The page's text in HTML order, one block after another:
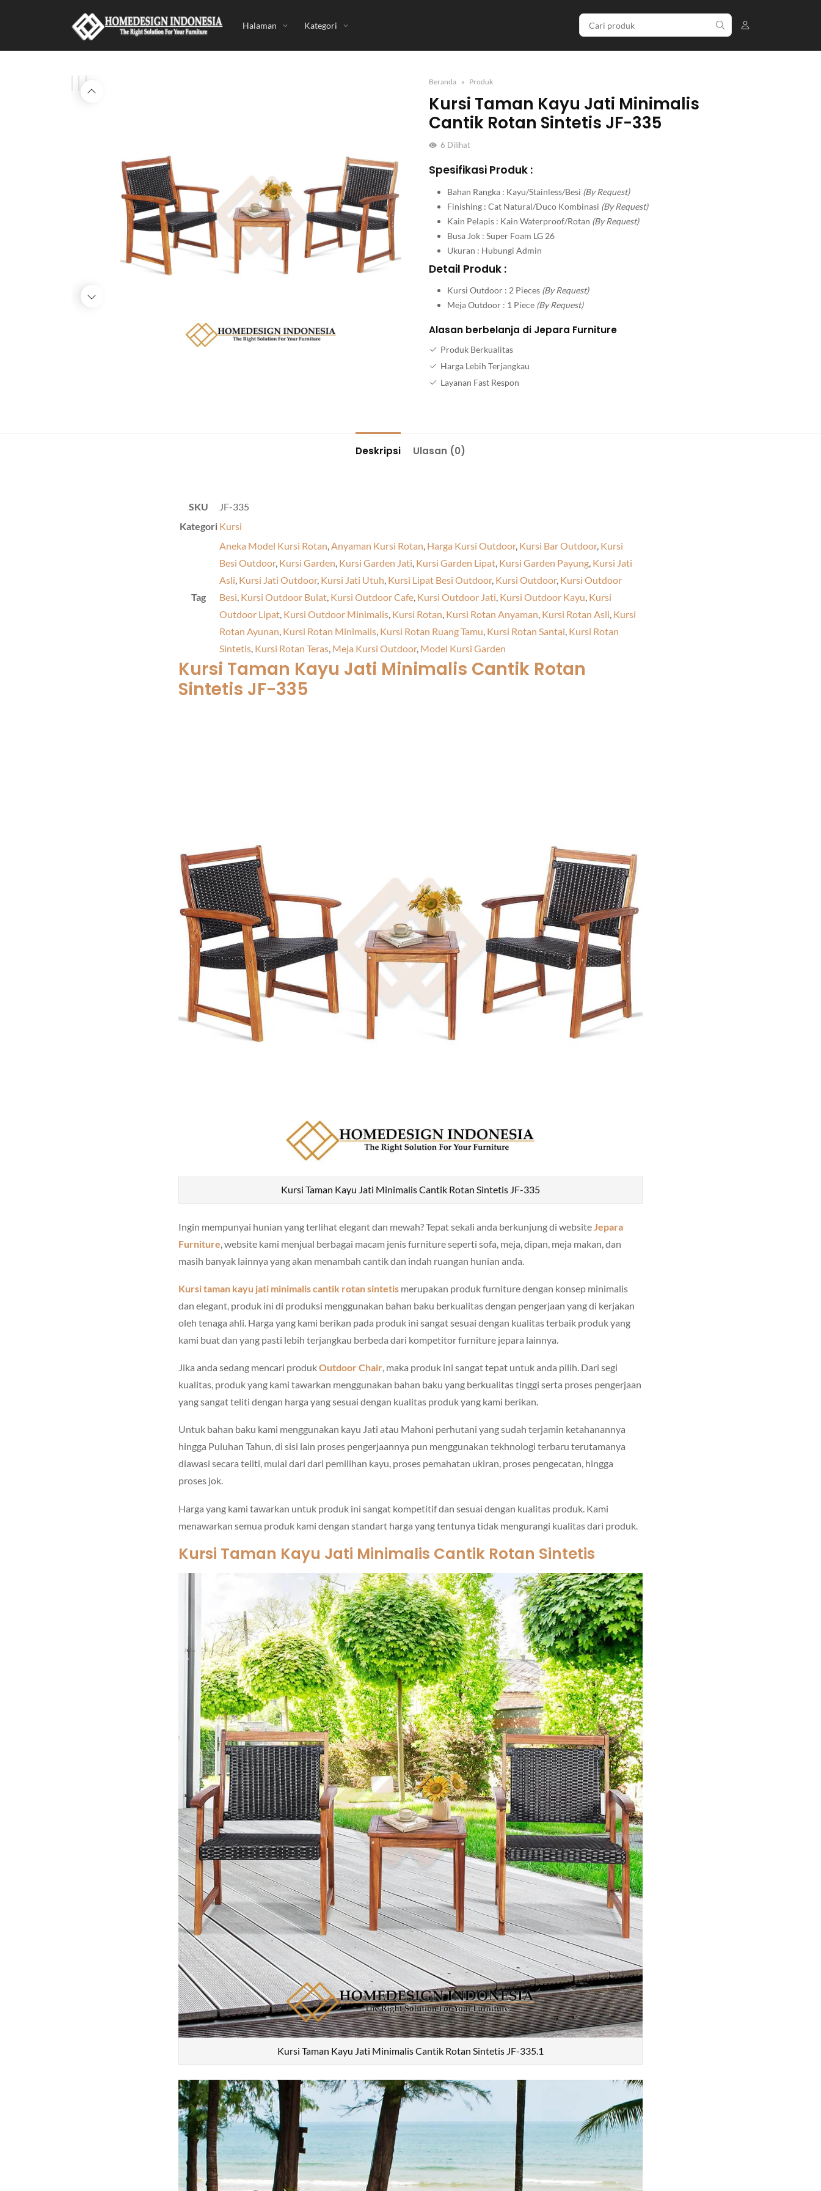
Halaman Kategori
Beranda Produk
Kursi Taman Kayu Jati Minimalis
Cantik Rotan Sintetis JF-335
6 Dilihat
Spesifikasi Produk :
Bahan Rangka : Kayu/Stainless/Besi (By Request)
Finishing : Cat Natural/Duco Kombinasi (By Request)
Kain Pelapis : Kain Waterproof/Rotan (By Request)
Busa Jok : Super Foam LG 26
Ukuran : Hubungi Admin
Detail Produk :
Kursi Outdoor : 2 Pieces (By Request)
Meja Outdoor : 1 Piece (By Request)
Alasan berbelanja di Jepara Furniture
Produk Berkualitas
Harga Lebih Terjangkau
Layanan Fast Respon
Deskripsi Ulasan (0)
SKU
JF-335
Kategori Kursi
Tag
Aneka Model Kursi Rotan,Anyaman Kursi Rotan, Harga Kursi Outdoor, Kursi Bar Outdoor, Kursi
Besi Outdoor, Kursi Garden, Kursi Garden Jati, Kursi Garden Lipat, Kursi Garden Payung, Kursi Jati
Asli, Kursi Jati Outdoor, Kursi Jati Utuh, Kursi Lipat Besi Outdoor, Kursi Outdoor, Kursi Outdoor
Besi, Kursi Outdoor Bulat, Kursi Outdoor Cafe, Kursi Outdoor Jati, Kursi Outdoor Kayu, Kursi
Outdoor Lipat, Kursi Outdoor Minimalis, Kursi Rotan, Kursi Rotan Anyaman, Kursi Rotan Asli, Kursi
Rotan Ayunan, Kursi Rotan Minimalis, Kursi Rotan Ruang Tamu, Kursi Rotan Santai, Kursi Rotan
Sintetis, Kursi Rotan Teras, Meja Kursi Outdoor, Model Kursi Garden
Kursi Taman Kayu Jati Minimalis Cantik Rotan
Sintetis JF-335
Kursi Taman Kayu Jati Minimalis Cantik Rotan Sintetis JF-335
Ingin mempunyai hunian yang terlihat elegant dan mewah? Tepat sekali anda berkunjung di websiteJepara
Furniture, website kami menjual berbagai macam jenis furniture seperti sofa, meja, dipan, meja makan, dan
masih banyak lainnya yang akan menambah cantik dan indah ruangan hunian anda.
Kursi taman kayu jati minimalis cantik rotan sintetis merupakan produk furniture dengan konsep minimalis
dan elegant, produk ini di produksi menggunakan bahan baku berkualitas dengan pengerjaan yang di kerjakan
oleh tenaga ahli. Harga yang kami berikan pada produk ini sangat sesuai dengan kualitas terbaik produk yang
kami buat dan yang pasti lebih terjangkau berbeda dari kompetitor furniture jepara lainnya.
Jika anda sedang mencari produkOutdoor Chair, maka produk ini sangat tepat untuk anda pilih. Dari segi
kualitas, produk yang kami tawarkan menggunakan bahan baku yang berkualitas tinggi serta proses pengerjaan
yang sangat teliti dengan harga yang sesuai dengan kualitas produk yang kami berikan.
Untuk bahan baku kami menggunakan kayu Jati atau Mahoni perhutani yang sudah terjamin ketahanannya
hingga Puluhan Tahun, di sisi lain proses pengerjaannya pun menggunakan tekhnologi terbaru terutamanya
diawasi secara teliti, mulai dari dari pemilihan kayu, proses pemahatan ukiran, proses pengecatan, hingga
proses jok.
Harga yang kami tawarkan untuk produk ini sangat kompetitif dan sesuai dengan kualitas produk. Kami
menawarkan semua produk kami dengan standart harga yang tentunya tidak mengurangi kualitas dari produk.
Kursi Taman Kayu Jati Minimalis Cantik Rotan Sintetis
Kursi Taman Kayu Jati Minimalis Cantik Rotan Sintetis JF-335.1